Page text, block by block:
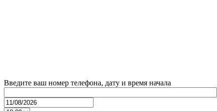
Введите ваш номер телефона, дату и время начала